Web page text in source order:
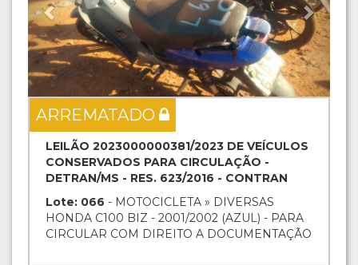
ARREMATADO
LEILÃO 2023000000381/2023 DE VEÍCULOS
CONSERVADOS PARA CIRCULAÇÃO -
DETRAN/MS - RES. 623/2016 - CONTRAN
Lote: 066 - MOTOCICLETA » DIVERSAS
HONDA C100 BIZ - 2001/2002 (AZUL) - PARA
CIRCULAR COM DIREITO A DOCUMENTAÇÃO